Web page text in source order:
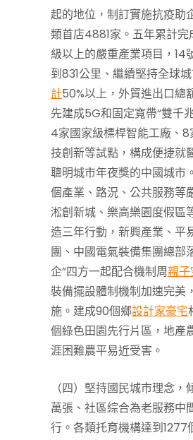
起的地位，制訂實施抗疫助
類首店4881家。五年累計
級以上的嚴重產業項目，
到831公里、繼續堅持全球
計50%以上，外貿進出口總
先建成5G和固定寬帶“雙千
4家國家級標桿智能工廠、
技創新等試點，構成便捷就
聰明城市年夜獎的中國城市
個產業、路況、公共服務等
淞創新城、樂高樂園度假區
造三年行動，新興產業、平
團、中國電氣裝備集團總部
企”四方一起配合機制周親
裝備擺設體制機制加速完美
施。建成90個鄉設計家豪宅
個綠色田園先行片區，地產
涯困難農平易近受害。
（四）堅持國民城市理念
萬張、社區綜合為老服務中
行。各類托育機構達到